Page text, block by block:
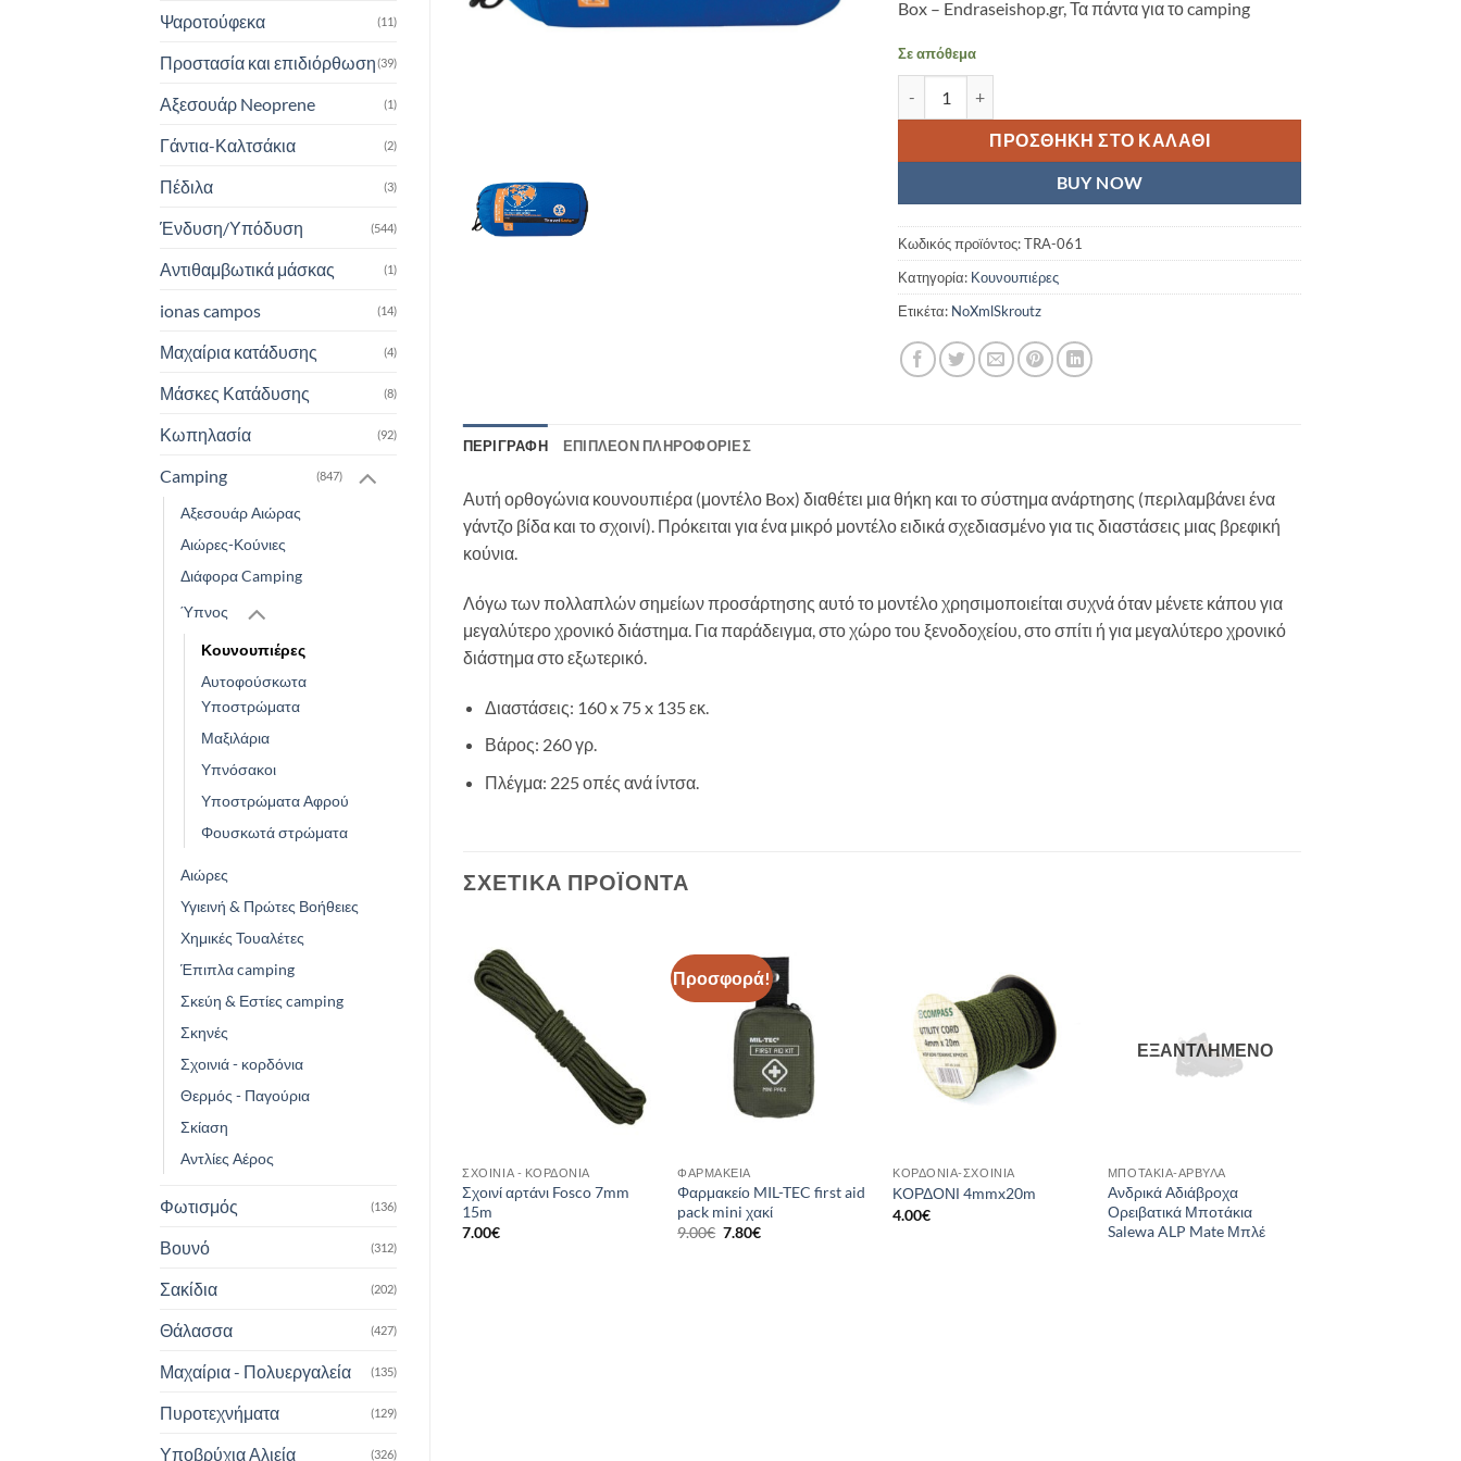
Ψαροτούφεκα (11)
Προστασία και επιδιόρθωση(39)
Αξεσουάρ Neoprene (1)
Γάντια-Καλτσάκια (2)
Πέδιλα (3)
Ένδυση/Υπόδυση (544)
Αντιθαμβωτικά μάσκας (1)
ionas campos (14)
Μαχαίρια κατάδυσης (4)
Μάσκες Κατάδυσης (8)
Κωπηλασία (92)
Camping (847)
Αξεσουάρ Αιώρας
Αιώρες-Κούνιες
Διάφορα Camping
Ύπνος
Κουνουπιέρες
Αυτοφούσκωτα
Υποστρώματα
Μαξιλάρια
Υπνόσακοι
Υποστρώματα Αφρού
Φουσκωτά στρώματα
Αιώρες
Υγιεινή & Πρώτες Βοήθειες
Χημικές Τουαλέτες
Έπιπλα camping
Σκεύη & Εστίες camping
Σκηνές
Σχοινιά - κορδόνια
Θερμός - Παγούρια
Σκίαση
Αντλίες Αέρος
Φωτισμός (136)
Βουνό (312)
Σακίδια (202)
Θάλασσα (427)
Μαχαίρια - Πολυεργαλεία (135)
Πυροτεχνήματα (129)
Υποβρύχια Αλιεία (326)
Box – Endraseishop.gr, Τα πάντα για το camping
Σε απόθεμα
ΠΡΟΣΘΉΚΗ ΣΤΟ ΚΑΛΆΘΙ
BUY NOW
Κωδικός προϊόντος:TRA-061
Κατηγορία: Κουνουπιέρες
Ετικέτα: NoXmlSkroutz
ΠΕΡΙΓΡΑΦΉ ΕΠΙΠΛΈΟΝ ΠΛΗΡΟΦΟΡΊΕΣ
Αυτή ορθογώνια κουνουπιέρα (μοντέλο Box) διαθέτει μια θήκη και το σύστημα ανάρτησης (περιλαμβάνει ένα
γάντζο βίδα και το σχοινί). Πρόκειται για ένα μικρό μοντέλο ειδικά σχεδιασμένο για τις διαστάσεις μιας βρεφική
κούνια.
Λόγω των πολλαπλών σημείων προσάρτησης αυτό το μοντέλο χρησιμοποιείται συχνά όταν μένετε κάπου για
μεγαλύτερο χρονικό διάστημα. Για παράδειγμα, στο χώρο του ξενοδοχείου, στο σπίτι ή για μεγαλύτερο χρονικό
διάστημα στο εξωτερικό.
Διαστάσεις: 160 x 75 x 135 εκ.
Βάρος: 260 γρ.
Πλέγμα: 225 οπές ανά ίντσα.
ΣΧΕΤΙΚΆ ΠΡΟΪΌΝΤΑ
ΣΧΟΙΝΙΆ - ΚΟΡΔΌΝΙΑ
Σχοινί αρτάνι Fosco 7mm
15m
7.00€
Προσφορά!
ΦΑΡΜΑΚΕΊΑ
Φαρμακείο MIL-TEC first aid
pack mini χακί
9.00€ Original
7.80€Η
Add to
wishlist
ΚΟΡΔΌΝΙΑ-ΣΧΟΙΝΙΆ
ΚΟΡΔΟΝΙ 4mmx20m
4.00€
ΕΞΑΝΤΛΗΜΈΝΟ
ΜΠΟΤΆΚΙΑ-ΆΡΒΥΛΑ
Ανδρικά Αδιάβροχα
Ορειβατικά Μποτάκια
Salewa ALP Mate Μπλέ
wishlist
Ορειβατικά Μποτάκια
ΚΟΥΝΟΥΠΙΈΡΕΣ